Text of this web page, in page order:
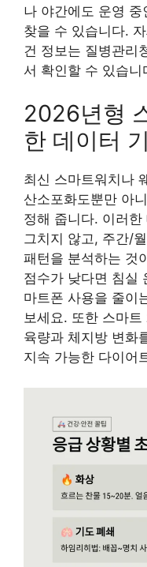
나 야간에도 운영
찾을 수 있습니다.
건 정보는 질병관리
서 확인할 수 있습니
2026년형
한 데이터
최신 스마트워치나
산소포화도뿐만 아
정해 줍니다. 이러
그치지 않고, 주간/
패턴을 분석하는 것
점수가 낮다면 침실
마트폰 사용을 줄이
보세요. 또한 스마
육량과 체지방 변화
지속 가능한 다이어